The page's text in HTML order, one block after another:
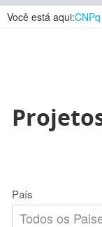
Você está aqui:CNPq
País